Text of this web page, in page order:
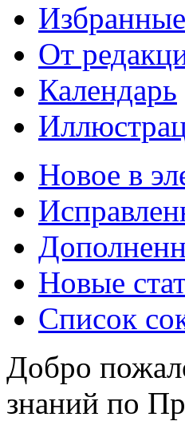
От
Календарь
Новое в
Новые
Список
Добро
знаний по